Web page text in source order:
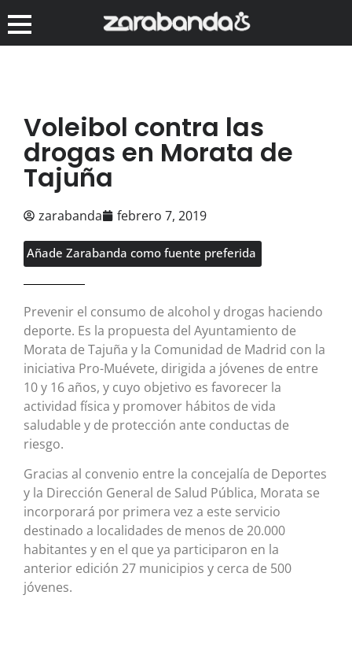
Voleibol contra las
drogas en Morata de
Tajuña
zarabanda febrero 7, 2019
Añade Zarabanda como fuente preferida
Prevenir el consumo de alcohol y drogas haciendo
deporte. Es la propuesta del Ayuntamiento de
Morata de Tajuña y la Comunidad de Madrid con la
iniciativa Pro-Muévete, dirigida a jóvenes de entre
10 y 16 años, y cuyo objetivo es favorecer la
actividad física y promover hábitos de vida
saludable y de protección ante conductas de
riesgo.
Gracias al convenio entre la concejalía de Deportes
y la Dirección General de Salud Pública, Morata se
incorporará por primera vez a este servicio
destinado a localidades de menos de 20.000
habitantes y en el que ya participaron en la
anterior edición 27 municipios y cerca de 500
jóvenes.